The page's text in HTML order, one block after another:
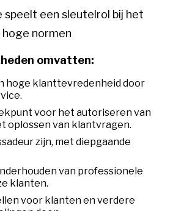
speelt een sleutelrol bij het
hoge normen
omvatten:
hoge klanttevredenheid door
voor het autoriseren van
oplossen van klantvragen.
zijn, met diepgaande
van professionele
klanten.
voor klanten en verdere